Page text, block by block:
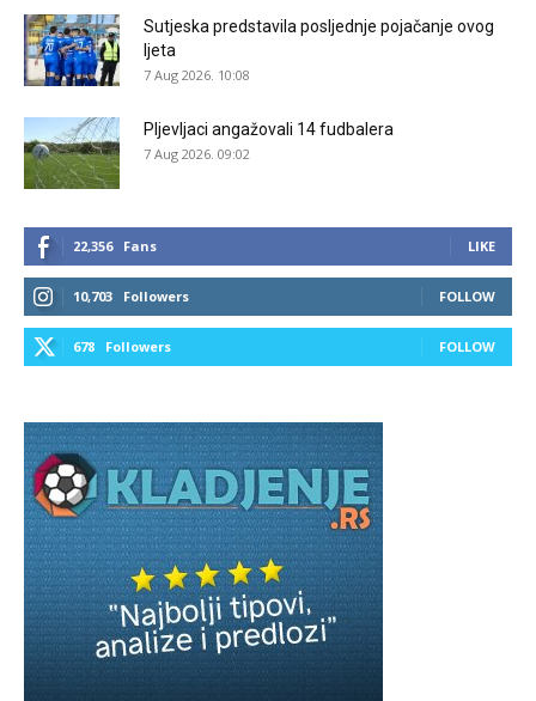
Sutjeska predstavila posljednje pojačanje ovog
ljeta
7 Aug 2026. 10:08
Pljevljaci angažovali 14 fudbalera
7 Aug 2026. 09:02
22,356 Fans LIKE
10,703 Followers FOLLOW
678 Followers FOLLOW